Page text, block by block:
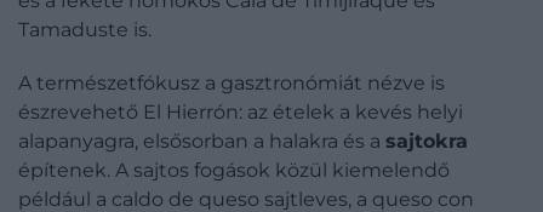
Tamaduste is.
A természetfókusz a gasztronómiát nézve is
észrevehető El Hierrón: az ételek a kevés helyi
alapanyagra, elsősorban a halakra és a sajtokra
építenek. A sajtos fogások közül kiemelendő
például a caldo de queso sajtleves, a queso con